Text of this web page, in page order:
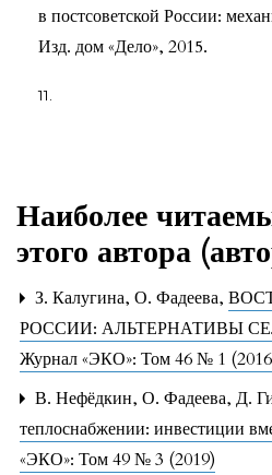
в постсоветской России:
Изд. дом «Дело», 2015.
Наиболее
этого автора
З. Калугина, О. Фадеева,
РОССИИ: АЛЬТЕРНАТИВЫ
Журнал «ЭКО»: Том 46 № 1
В. Нефёдкин, О. Фадеева, Д.
теплоснабжении: инвестиции
«ЭКО»: Том 49 № 3 (2019)